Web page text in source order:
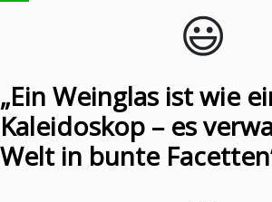
😃️
„Ein Weinglas ist wie
Kaleidoskop – es
Welt in bunte